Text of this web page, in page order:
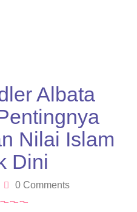
Albata
Nilai Islam
Dini
0 Comments